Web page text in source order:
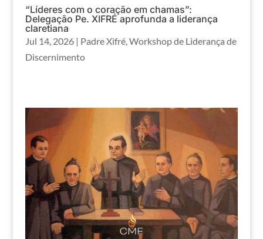
“Líderes com o coração em chamas”:
Delegação Pe. XIFRÉ aprofunda a liderança
claretiana
Jul 14, 2026| Padre Xifré, Workshop de Liderança de
Discernimento